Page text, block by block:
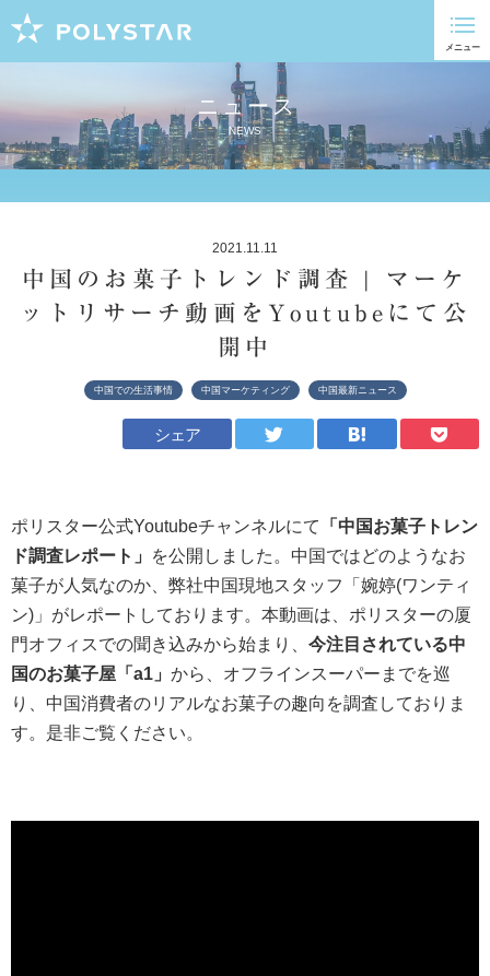
ニュース
NEWS
2021.11.11
中国のお菓子トレンド調査 | マーケ
ットリサーチ動画をYoutubeにて公
開中
中国での生活事情 中国マーケティング 中国最新ニュース
シェア
ポリスター公式Youtubeチャンネルにて
「中国お菓子トレン
ド調査レポート」
を公開しました。中国ではどのようなお
菓子が人気なのか、弊社中国現地スタッフ「婉婷(ワンティ
ン)」がレポートしております。本動画は、ポリスターの厦
門オフィスでの聞き込みから始まり、 今注目されている中
国のお菓子屋「a1」 から、オフラインスーパーまでを巡
り、中国消費者のリアルなお菓子の趣向を調査しておりま
す。是非ご覧ください。